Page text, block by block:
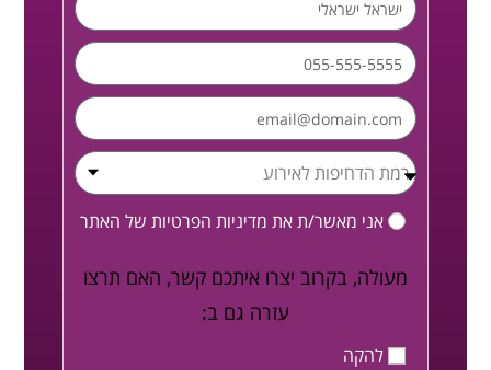
אני מאשר/ת את מדיניות הפרטיות של האתר
מעולה, בקרוב יצרו איתכם קשר, האם תרצו
עזרה גם ב:
להקה